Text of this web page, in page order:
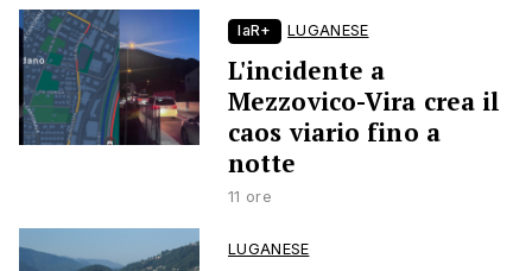
laR+ LUGANESE
L'incidente a
Mezzovico-Vira crea il
caos viario fino a
notte
11 ore
LUGANESE